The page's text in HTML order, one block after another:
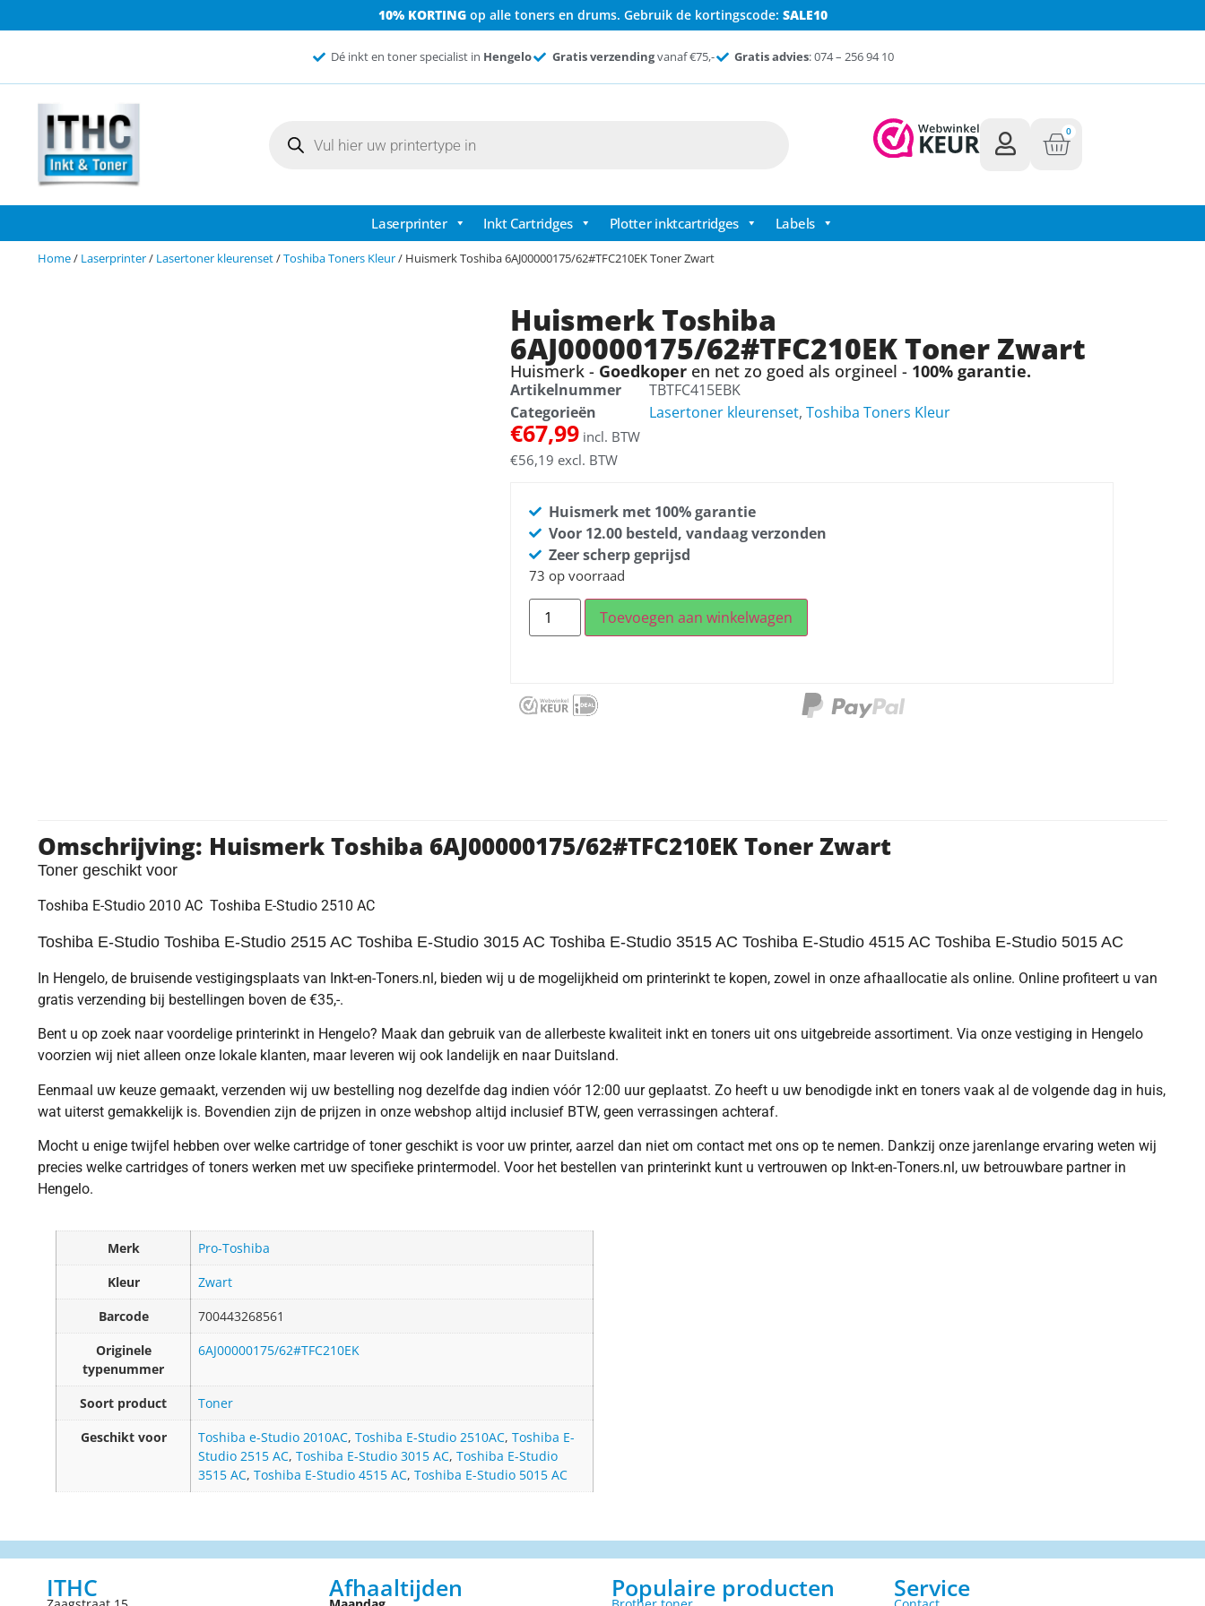
10% KORTINGop alle toners en drums. Gebruik de kortingscode: SALE10
Dé inkt en toner specialist in Hengelo Gratis verzendingvanaf €75,- Gratis advies: 074 – 256 94 10
0
Laserprinter Inkt Cartridges Plotter inktcartridges Labels
Home/ Laserprinter/ Lasertoner kleurenset/Toshiba Toners Kleur/ Huismerk Toshiba 6AJ00000175/62#TFC210EK Toner Zwart
Huismerk Toshiba
6AJ00000175/62#TFC210EK Toner Zwart
Huismerk - Goedkoperen net zo goed als orgineel - 100% garantie.
Artikelnummer
TBTFC415EBK
Categorieën
Lasertoner kleurenset, Toshiba Toners Kleur
€67,99incl. BTW
€56,19 excl. BTW
Huismerk met 100% garantie
Voor 12.00 besteld, vandaag verzonden
Zeer scherp geprijsd
73 op voorraad
Toevoegen aan winkelwagen
Omschrijving: Huismerk Toshiba 6AJ00000175/62#TFC210EK Toner Zwart
Toner geschikt voor
Toshiba E-Studio 2010 AC Toshiba E-Studio 2510 AC
Toshiba E-Studio Toshiba E-Studio 2515 AC Toshiba E-Studio 3015 AC Toshiba E-Studio 3515 AC Toshiba E-Studio 4515 AC Toshiba E-Studio 5015 AC
In Hengelo, de bruisende vestigingsplaats van Inkt-en-Toners.nl, bieden wij u de mogelijkheid om printerinkt te kopen, zowel in onze afhaallocatie als online. Online profiteert u van
gratis verzending bij bestellingen boven de €35,-.
Bent u op zoek naar voordelige printerinkt in Hengelo? Maak dan gebruik van de allerbeste kwaliteit inkt en toners uit ons uitgebreide assortiment. Via onze vestiging in Hengelo
voorzien wij niet alleen onze lokale klanten, maar leveren wij ook landelijk en naar Duitsland.
Eenmaal uw keuze gemaakt, verzenden wij uw bestelling nog dezelfde dag indien vóór 12:00 uur geplaatst. Zo heeft u uw benodigde inkt en toners vaak al de volgende dag in huis,
wat uiterst gemakkelijk is. Bovendien zijn de prijzen in onze webshop altijd inclusief BTW, geen verrassingen achteraf.
Mocht u enige twijfel hebben over welke cartridge of toner geschikt is voor uw printer, aarzel dan niet om contact met ons op te nemen. Dankzij onze jarenlange ervaring weten wij
precies welke cartridges of toners werken met uw specifieke printermodel. Voor het bestellen van printerinkt kunt u vertrouwen op Inkt-en-Toners.nl, uw betrouwbare partner in
Hengelo.
Merk
Pro-Toshiba
Kleur
Zwart
Barcode
700443268561
Originele
typenummer
6AJ00000175/62#TFC210EK
Soort product
Toner
Geschikt voor
Toshiba e-Studio 2010AC, Toshiba E-Studio 2510AC, Toshiba E-
Studio 2515 AC, Toshiba E-Studio 3015 AC, Toshiba E-Studio
3515 AC, Toshiba E-Studio 4515 AC, Toshiba E-Studio 5015 AC
ITHC Afhaaltijden Populaire producten Service